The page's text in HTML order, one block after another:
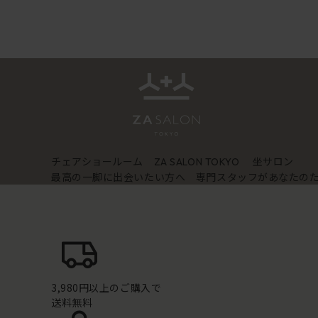
チェアショールーム ZA SALON TOKYO
坐サロン
最高の一脚に出会いたい方へ 専門スタッフがあなたの
3,980円以上のご購入で
送料無料